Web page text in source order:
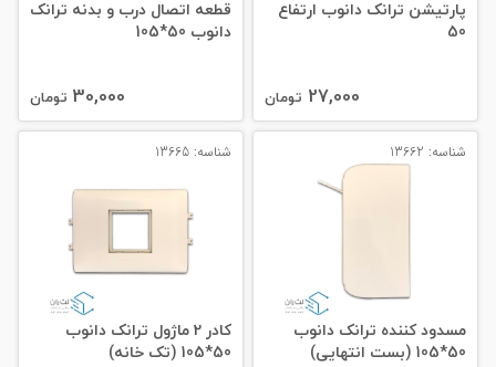
پارتیشن ترانک دانوب ارتفاع
50
27,000 تومان
قطعه اتصال درب و بدنه ترانک
دانوب 50*105
30,000 تومان
شناسه: 13662
مسدود کننده ترانک دانوب
50*105 (بست انتهایی)
شناسه: 13665
کادر 2 ماژول ترانک دانوب
50*105 (تک خانه)